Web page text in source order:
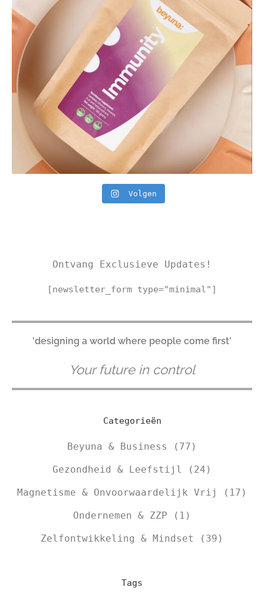
Volgen
Ontvang Exclusieve Updates!
[newsletter_form type="minimal"]
'designing a world where people come first'
Your future in control
Categorieën
Beyuna & Business (77)
Gezondheid & Leefstijl (24)
Magnetisme & Onvoorwaardelijk Vrij (17)
Ondernemen & ZZP (1)
Zelfontwikkeling & Mindset (39)
Tags